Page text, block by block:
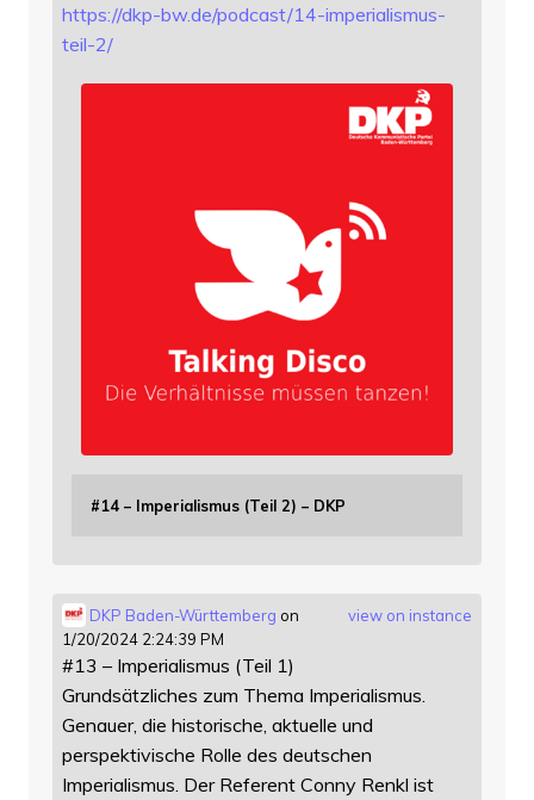
https://dkp-bw.de/podcast/14-imperialismus-
teil-2/
#14 – Imperialismus (Teil 2) – DKP
view on instance
DKP Baden-Württemberg on
1/20/2024 2:24:39 PM
#13 – Imperialismus (Teil 1)
Grundsätzliches zum Thema Imperialismus.
Genauer, die historische, aktuelle und
perspektivische Rolle des deutschen
Imperialismus. Der Referent Conny Renkl ist